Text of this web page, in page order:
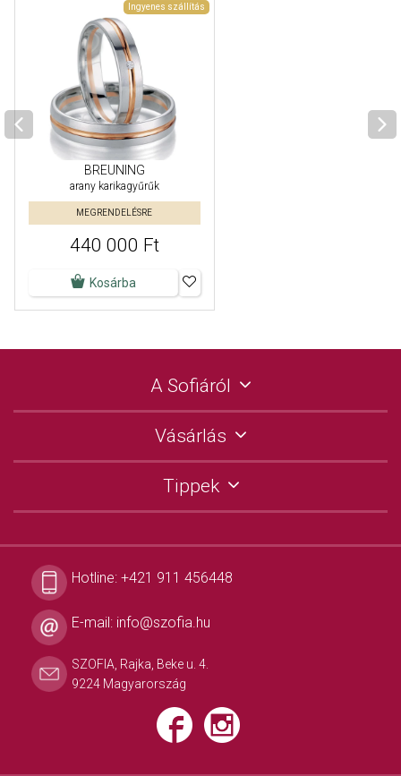
Ingyenes szállítás
BREUNING
arany karikagyűrűk
MEGRENDELÉSRE
440 000 Ft
Kosárba
A Sofiáról
Vásárlás
Tippek
Hotline: +421 911 456448
E-mail: info@szofia.hu
SZOFIA, Rajka, Beke u. 4.
9224 Magyarország